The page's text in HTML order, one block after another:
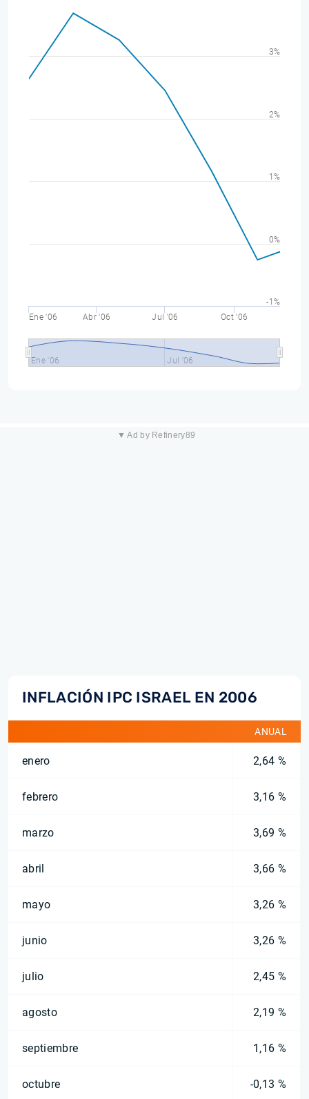
Ene '06 Abr '06 Jul '06 Oct '06
Ene '06 Jul '06
-1%
0%
1%
2%
3%
▼ Ad by Refinery89
INFLACIÓN IPC ISRAEL EN 2006
ANUAL
enero 2,64 %
febrero 3,16 %
marzo 3,69 %
abril 3,66 %
mayo 3,26 %
junio 3,26 %
julio 2,45 %
agosto 2,19 %
septiembre 1,16 %
octubre -0,13 %